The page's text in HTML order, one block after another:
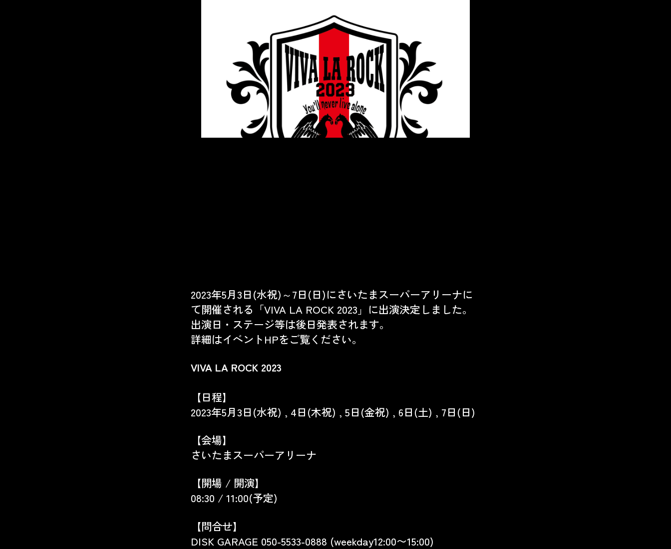
2023年5月3日(水祝)～7日(日)にさいたまスーパーアリーナに
て開催される「VIVA LA ROCK 2023」に出演決定しました。
出演日・ステージ等は後日発表されます。
詳細はイベントHPをご覧ください。
VIVA LA ROCK 2023
【日程】
2023年5月3日(水祝) , 4日(木祝) , 5日(金祝) , 6日(土) , 7日(日)
【会場】
さいたまスーパーアリーナ
【開場 / 開演】
08:30 / 11:00(予定)
【問合せ】
DISK GARAGE 050-5533-0888 (weekday12:00〜15:00)